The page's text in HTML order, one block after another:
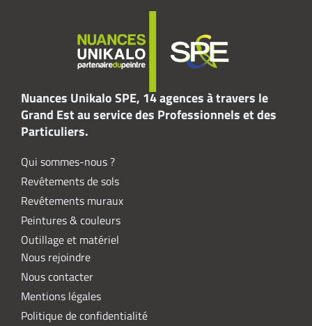
Nuances Unikalo SPE, 14 agences à travers le
Grand Est au service des Professionnels et des
Particuliers.
Qui sommes-nous ?
Revêtements de sols
Revêtements muraux
Peintures & couleurs
Outillage et matériel
Nous rejoindre
Nous contacter
Mentions légales
Politique de confidentialité